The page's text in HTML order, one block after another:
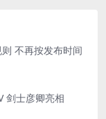
不再按发布时间
剑士彦卿亮相